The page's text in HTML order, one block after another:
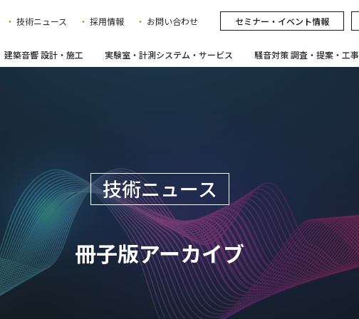
技術ニュース 採用情報 お問い合わせ セミナー・イベント情報
建築音響 設計・施工 実験室・計測システム・サービス 騒音対策 調査・提案・工事
技術ニュース
冊子版アーカイブ